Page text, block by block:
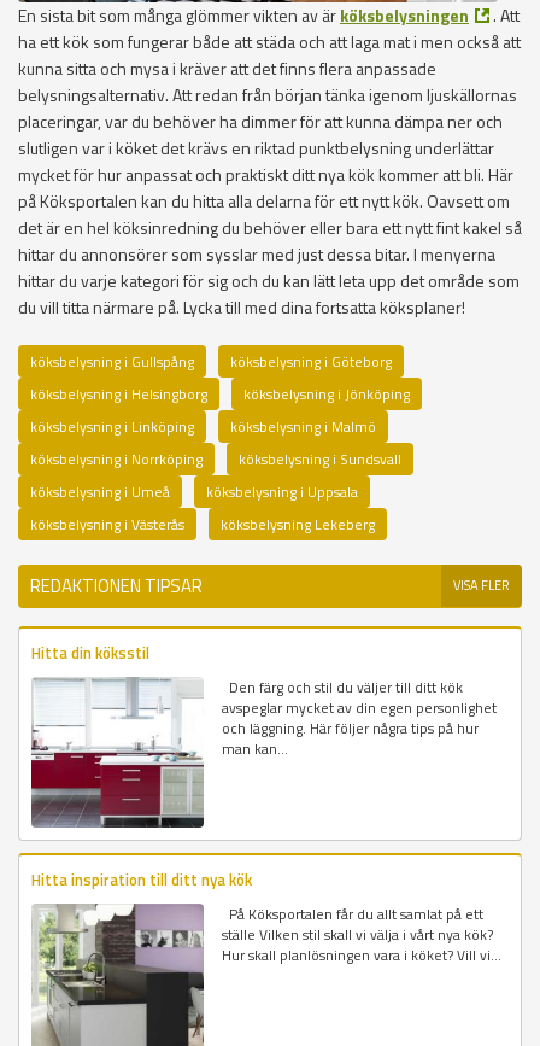
En sista bit som många glömmer vikten av ärköksbelysningen
. Att
ha ett kök som fungerar både att städa och att laga mat i men också att
kunna sitta och mysa i kräver att det finns flera anpassade
belysningsalternativ. Att redan från början tänka igenom ljuskällornas
placeringar, var du behöver ha dimmer för att kunna dämpa ner och
slutligen var i köket det krävs en riktad punktbelysning underlättar
mycket för hur anpassat och praktiskt ditt nya kök kommer att bli. Här
på Köksportalen kan du hitta alla delarna för ett nytt kök. Oavsett om
det är en hel köksinredning du behöver eller bara ett nytt fint kakel så
hittar du annonsörer som sysslar med just dessa bitar. I menyerna
hittar du varje kategori för sig och du kan lätt leta upp det område som
du vill titta närmare på. Lycka till med dina fortsatta köksplaner!
köksbelysning i Gullspång
köksbelysning i Göteborg
köksbelysning i Helsingborg
köksbelysning i Jönköping
köksbelysning i Linköping
köksbelysning i Malmö
köksbelysning i Norrköping
köksbelysning i Sundsvall
köksbelysning i Umeå
köksbelysning i Uppsala
köksbelysning i Västerås
köksbelysning Lekeberg
REDAKTIONEN TIPSAR VISA FLER
Hitta din köksstil
Den färg och stil du väljer till ditt kök
avspeglar mycket av din egen personlighet
och läggning. Här följer några tips på hur
man kan...
Hitta inspiration till ditt nya kök
På Köksportalen får du allt samlat på ett
ställe Vilken stil skall vi välja i vårt nya kök?
Hur skall planlösningen vara i köket? Vill vi...